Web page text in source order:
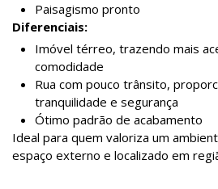
Paisagismo pronto
Diferenciais:
Imóvel térreo, trazendo mais
comodidade
Rua com pouco trânsito,
tranquilidade e segurança
Ótimo padrão de acabamento
Ideal para quem valoriza um
espaço externo e localizado em